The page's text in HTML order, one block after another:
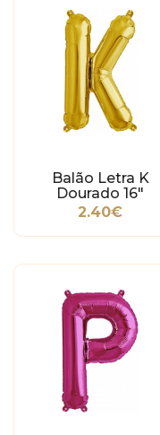
Balão Letra K
Dourado 16"
2.40€